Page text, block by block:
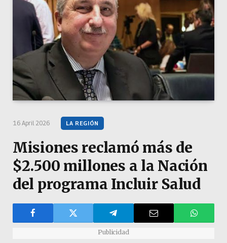
16 April 2026 LA REGIÓN
Misiones reclamó más de
$2.500 millones a la Nación
del programa Incluir Salud
Publicidad